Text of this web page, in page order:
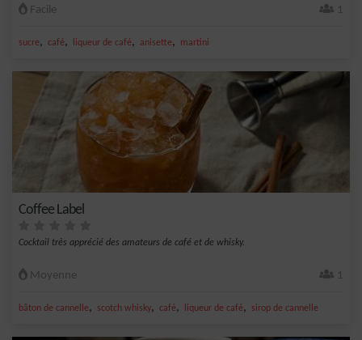
Facile 1
sucre, café, liqueur de café, anisette, martini
Coffee Label
Cocktail très apprécié des amateurs de café et de whisky.
Moyenne 1
bâton de cannelle, scotch whisky, café, liqueur de café, sirop de cannelle